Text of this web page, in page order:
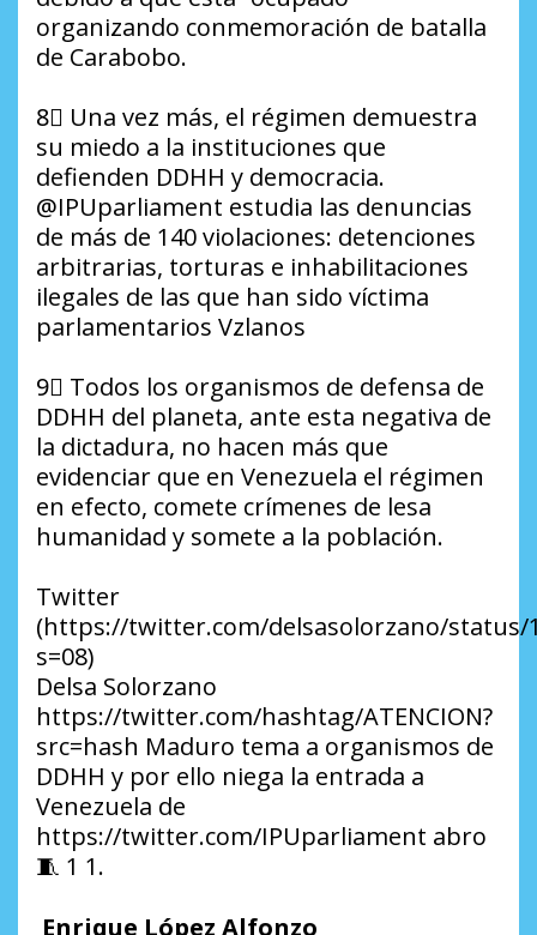
organizando conmemoración de batalla
de Carabobo.
8⃣ Una vez más, el régimen demuestra
su miedo a la instituciones que
defienden DDHH y democracia.
@IPUparliament estudia las denuncias
de más de 140 violaciones: detenciones
arbitrarias, torturas e inhabilitaciones
ilegales de las que han sido víctima
parlamentarios Vzlanos
9⃣ Todos los organismos de defensa de
DDHH del planeta, ante esta negativa de
la dictadura, no hacen más que
evidenciar que en Venezuela el régimen
en efecto, comete crímenes de lesa
humanidad y somete a la población.
Twitter
(https://twitter.com/delsasolorzano/status/
s=08)
Delsa Solorzano
https://twitter.com/hashtag/ATENCION?
src=hash Maduro tema a organismos de
DDHH y por ello niega la entrada a
Venezuela de
https://twitter.com/IPUparliament abro
🧵 1 1.
Enrique López Alfonzo